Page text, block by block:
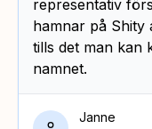
representativ
hamnar på Shity
tills det man kan
namnet.
Janne